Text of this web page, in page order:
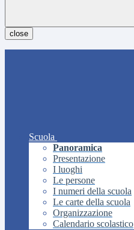
close
Scuola
Panoramica
Presentazione
I luoghi
Le persone
I numeri della scuola
Le carte della scuola
Organizzazione
Calendario scolastico